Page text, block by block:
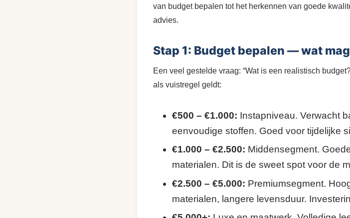
van budget bepalen tot het herkennen van goede
advies.
Stap 1: Budget bepalen — wat
Een veel gestelde vraag: “Wat is een realistisch
als vuistregel geldt:
€500 – €1.000: Instapniveau. Verwacht
eenvoudige stoffen. Goed voor tijdelijke
€1.000 – €2.500: Middensegment.
materialen. Dit is de sweet spot voor de
€2.500 – €5.000: Premiumsegment.
materialen, langere levensduur.